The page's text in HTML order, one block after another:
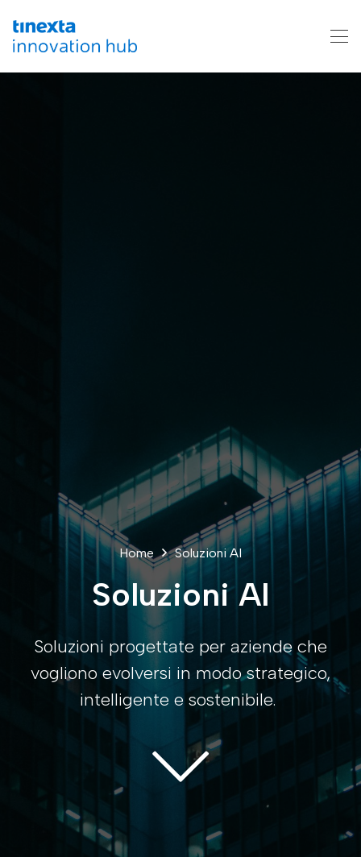
Home Soluzioni AI
Soluzioni AI
Soluzioni progettate per aziende che
vogliono evolversi in modo strategico,
intelligente e sostenibile.